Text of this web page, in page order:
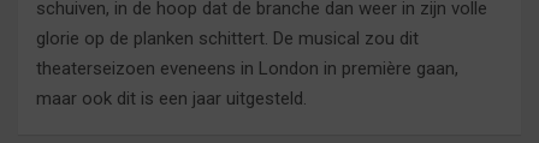
schuiven, in de hoop dat de branche dan weer in zijn volle
glorie op de planken schittert. De musical zou dit
theaterseizoen eveneens in London in première gaan,
maar ook dit is een jaar uitgesteld.